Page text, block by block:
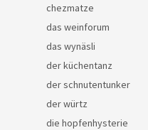
chezmatze
das weinforum
das wynäsli
der küchentanz
der schnutentunker
der würtz
die hopfenhysterie